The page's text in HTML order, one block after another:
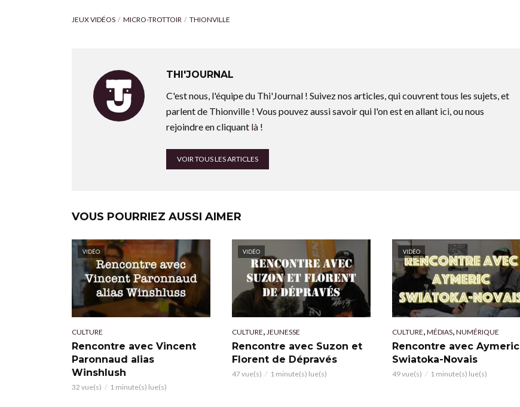
JEUX VIDÉOS MICRO-TROTTOIR THIONVILLE
THI'JOURNAL
C'est nous, l'équipe du Thi'Journal ! Suivez nos articles, qui couvrent tous les sujets, et
parlent de Thionville ! Vous pouvez aussi savoir qui l'on est en allant ici, ou nous
rejoindre en cliquant là !
VOIR TOUS LES ARTICLES
VOUS POURRIEZ AUSSI AIMER
VIDÉO
CULTURE
Rencontre avec Vincent
Paronnaud alias
Winshlush
32 vue(s) 1 minute(s) lue(s)
VIDÉO
CULTURE, JEUNESSE
Rencontre avec Suzon et
Florent de Dépravés
47 vue(s) 1 minute(s) lue(s)
VIDÉO
CULTURE, MÉDIAS, NUMÉRIQUE
Rencontre avec Aymeric
Swiatoka-Novais
49 vue(s) 1 minute(s) lue(s)